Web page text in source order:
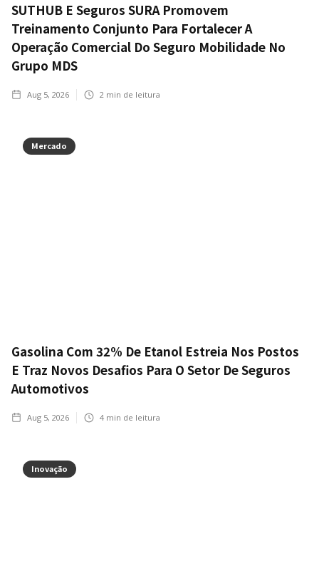
SUTHUB E Seguros SURA Promovem
Treinamento Conjunto Para Fortalecer A
Operação Comercial Do Seguro Mobilidade No
Grupo MDS
Aug 5, 2026 2 min de leitura
Mercado
Gasolina Com 32% De Etanol Estreia Nos Postos
E Traz Novos Desafios Para O Setor De Seguros
Automotivos
Aug 5, 2026 4 min de leitura
Inovação